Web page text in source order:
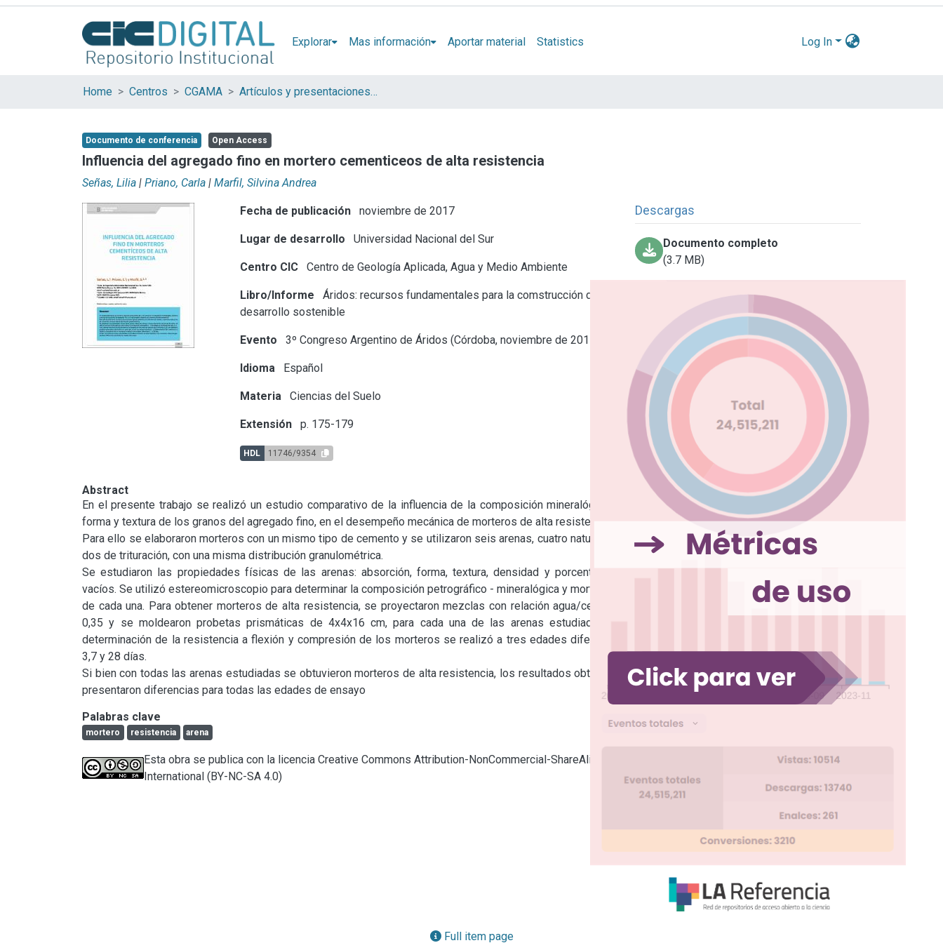
Explorar Mas información Aportar material Statistics Log In
Home Centros CGAMA Artículos y presentaciones en Congresos
Documento de conferencia Open Access
Influencia del agregado fino en mortero cementiceos de alta resistencia
Señas, Lilia | Priano, Carla | Marfil, Silvina Andrea
Fecha de publicación noviembre de 2017
Lugar de desarrollo Universidad Nacional del Sur
Centro CIC Centro de Geología Aplicada, Agua y Medio Ambiente
Libro/Informe
Áridos: recursos fundamentales para la comstrucción del
desarrollo sostenible
Evento 3º Congreso Argentino de Áridos (Córdoba, noviembre de 2017)
Idioma Español
Materia Ciencias del Suelo
Extensión p. 175-179
HDL 11746/9354
Descargas
Documento completo
(3.7 MB)
Abstract
En el presente trabajo se realizó un estudio comparativo de la influencia de la composición mineralógica, la
forma y textura de los granos del agregado fino, en el desempeño mecánica de morteros de alta resistencia.
Para ello se elaboraron morteros con un mismo tipo de cemento y se utilizaron seis arenas, cuatro naturales y
dos de trituración, con una misma distribución granulométrica.
Se estudiaron las propiedades físicas de las arenas: absorción, forma, textura, densidad y porcentaje de
vacíos. Se utilizó estereomicroscopio para determinar la composición petrográfico - mineralógica y morfología
de cada una. Para obtener morteros de alta resistencia, se proyectaron mezclas con relación agua/cemento
0,35 y se moldearon probetas prismáticas de 4x4x16 cm, para cada una de las arenas estudiadas. La
determinación de la resistencia a flexión y compresión de los morteros se realizó a tres edades diferentes:
3,7 y 28 días.
Si bien con todas las arenas estudiadas se obtuvieron morteros de alta resistencia, los resultados obtenidos
presentaron diferencias para todas las edades de ensayo
Palabras clave
mortero resistencia arena
Esta obra se publica con la licencia Creative Commons Attribution-NonCommercial-ShareAlike 4.0
International (BY-NC-SA 4.0)
Full item page